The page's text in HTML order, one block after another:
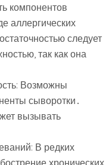
компонентов
аллергических
следует
так как она
Возможны
сыворотки․
вызывать
В редких
хронических